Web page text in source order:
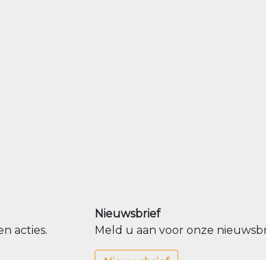
acties.
Nieuwsbrief
Meld u aan voor onze